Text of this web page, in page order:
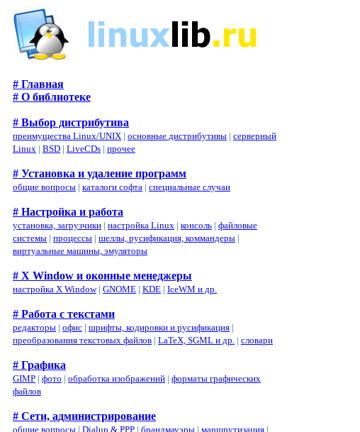
# Главная
# О библиотеке
# Выбор дистрибутива
преимущества Linux/UNIX | основные дистрибутивы | серверный
Linux | BSD | LiveCDs | прочее
# Установка и удаление программ
общие вопросы | каталоги софта | специальные случаи
# Настройка и работа
установка, загрузчики | настройка Linux | консоль | файловые
системы | процессы | шеллы, русификация, коммандеры |
виртуальные машины, эмуляторы
# X Window и оконные менеджеры
настройка X Window| GNOME | KDE | IceWM и др.
# Работа с текстами
редакторы | офис | шрифты, кодировки и русификация |
преобразования текстовых файлов | LaTeX, SGML и др. | словари
# Графика
GIMP | фото | обработка изображений | форматы графических
файлов
# Сети, администрирование
общие вопросы | Dialup & PPP | брандмауэры | маршрутизация |